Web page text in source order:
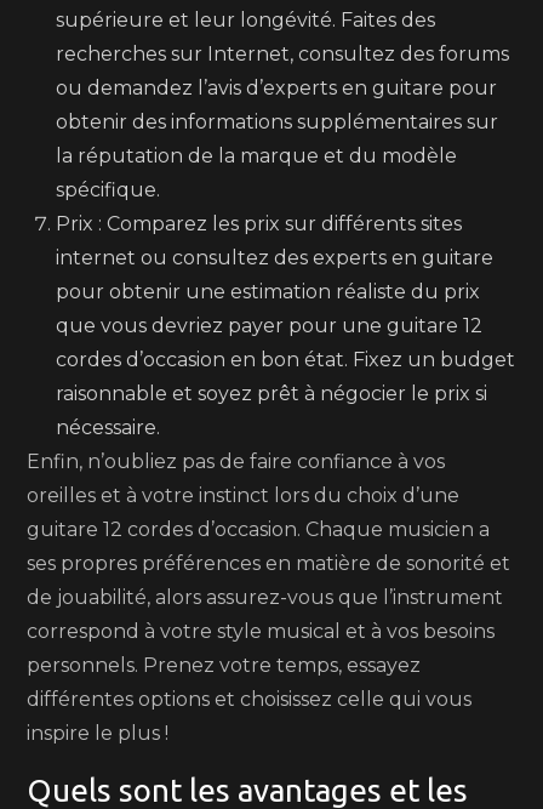
supérieure et leur longévité. Faites des
recherches sur Internet, consultez des forums
ou demandez l’avis d’experts en guitare pour
obtenir des informations supplémentaires sur
la réputation de la marque et du modèle
spécifique.
Prix : Comparez les prix sur différents sites
internet ou consultez des experts en guitare
pour obtenir une estimation réaliste du prix
que vous devriez payer pour une guitare 12
cordes d’occasion en bon état. Fixez un budget
raisonnable et soyez prêt à négocier le prix si
nécessaire.
Enfin, n’oubliez pas de faire confiance à vos
oreilles et à votre instinct lors du choix d’une
guitare 12 cordes d’occasion. Chaque musicien a
ses propres préférences en matière de sonorité et
de jouabilité, alors assurez-vous que l’instrument
correspond à votre style musical et à vos besoins
personnels. Prenez votre temps, essayez
différentes options et choisissez celle qui vous
inspire le plus !
Quels sont les avantages et les